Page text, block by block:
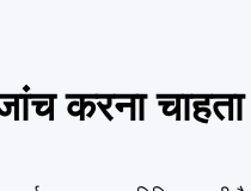
करना चाहता